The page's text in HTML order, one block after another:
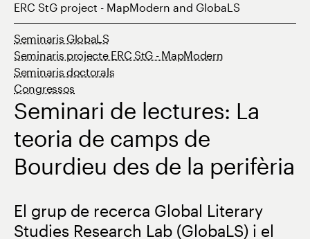
ERC StG project - MapModern and GlobaLS
Seminaris GlobaLS
Seminaris projecte ERC StG - MapModern
Seminaris doctorals
Congressos
Seminari de lectures: La
teoria de camps de
Bourdieu des de la perifèria
El grup de recerca Global Literary
Studies Research Lab (GlobaLS) i el